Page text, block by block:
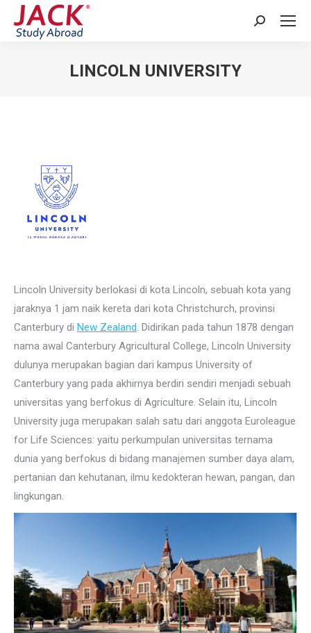
Search:
LINCOLN UNIVERSITY
Lincoln University berlokasi di kota Lincoln, sebuah kota yang
jaraknya 1 jam naik kereta dari kota Christchurch, provinsi
Canterbury di New Zealand. Didirikan pada tahun 1878 dengan
nama awal Canterbury Agricultural College, Lincoln University
dulunya merupakan bagian dari kampus University of
Canterbury yang pada akhirnya berdiri sendiri menjadi sebuah
universitas yang berfokus di Agriculture. Selain itu, Lincoln
University juga merupakan salah satu dari anggota Euroleague
for Life Sciences: yaitu perkumpulan universitas ternama
dunia yang berfokus di bidang manajemen sumber daya alam,
pertanian dan kehutanan, ilmu kedokteran hewan, pangan, dan
lingkungan.